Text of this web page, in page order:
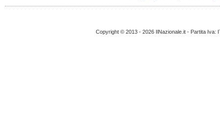
Copyright © 2013 - 2026 IlNazionale.it - Partita Iva: